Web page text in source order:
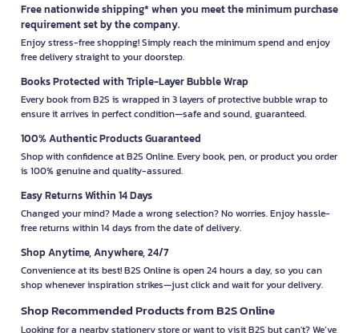
Free nationwide shipping* when you meet the minimum purchase
requirement set by the company.
Enjoy stress-free shopping! Simply reach the minimum spend and enjoy
free delivery straight to your doorstep.
Books Protected with Triple-Layer Bubble Wrap
Every book from B2S is wrapped in 3 layers of protective bubble wrap to
ensure it arrives in perfect condition—safe and sound, guaranteed.
100% Authentic Products Guaranteed
Shop with confidence at B2S Online. Every book, pen, or product you order
is 100% genuine and quality-assured.
Easy Returns Within 14 Days
Changed your mind? Made a wrong selection? No worries. Enjoy hassle-
free returns within 14 days from the date of delivery.
Shop Anytime, Anywhere, 24/7
Convenience at its best! B2S Online is open 24 hours a day, so you can
shop whenever inspiration strikes—just click and wait for your delivery.
Shop Recommended Products from B2S Online
Looking for a nearby stationery store or want to visit B2S but can't? We’ve